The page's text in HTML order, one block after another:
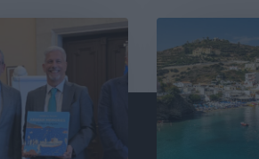
τον Ιούλιο
Αθλητικά πριν 3 ώρες
Ολοκλήρωση του έργου
των υποδομών του